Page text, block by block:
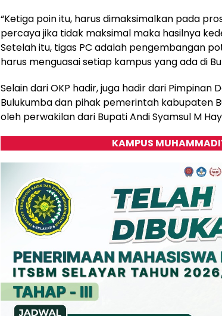
“Ketiga poin itu, harus dimaksimalkan pada
percaya jika tidak maksimal maka hasilnya
Setelah itu, tigas PC adalah pengembangan
harus menguasai setiap kampus yang ada di
Selain dari OKP hadir, juga hadir dari Pimpinan
Bulukumba dan pihak pemerintah kabupaten
oleh perwakilan dari Bupati Andi Syamsul M
KAMPUS